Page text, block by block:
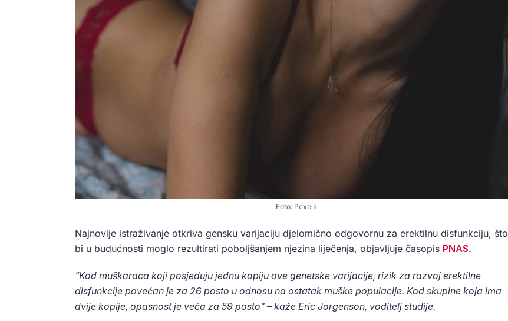
Foto: Pexels
Najnovije istraživanje otkriva gensku varijaciju djelomično odgovornu za erektilnu disfunkciju, što
bi u budućnosti moglo rezultirati poboljšanjem njezina liječenja, objavljuje časopis PNAS.
“Kod muškaraca koji posjeduju jednu kopiju ove genetske varijacije, rizik za razvoj erektilne
disfunkcije povećan je za 26 posto u odnosu na ostatak muške populacije. Kod skupine koja ima
dvije kopije, opasnost je veća za 59 posto” – kaže Eric Jorgenson, voditelj studije.